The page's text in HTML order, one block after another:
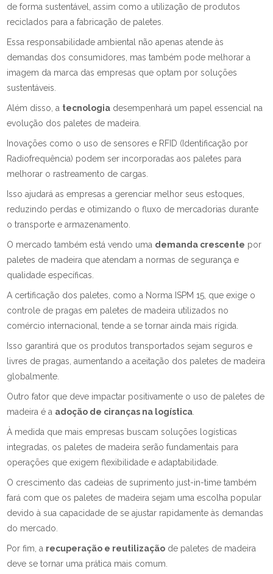
de forma sustentável, assim como a utilização de produtos
reciclados para a fabricação de paletes.
Essa responsabilidade ambiental não apenas atende às
demandas dos consumidores, mas também pode melhorar a
imagem da marca das empresas que optam por soluções
sustentáveis.
Além disso, a tecnologia desempenhará um papel essencial na
evolução dos paletes de madeira.
Inovações como o uso de sensores e RFID (Identificação por
Radiofrequência) podem ser incorporadas aos paletes para
melhorar o rastreamento de cargas.
Isso ajudará as empresas a gerenciar melhor seus estoques,
reduzindo perdas e otimizando o fluxo de mercadorias durante
o transporte e armazenamento.
O mercado também está vendo uma demanda crescente por
paletes de madeira que atendam a normas de segurança e
qualidade específicas.
A certificação dos paletes, como a Norma ISPM 15, que exige o
controle de pragas em paletes de madeira utilizados no
comércio internacional, tende a se tornar ainda mais rígida.
Isso garantirá que os produtos transportados sejam seguros e
livres de pragas, aumentando a aceitação dos paletes de madeira
globalmente.
Outro fator que deve impactar positivamente o uso de paletes de
madeira é a adoção de ciranças na logística
À medida que mais empresas buscam soluções logísticas
integradas, os paletes de madeira serão fundamentais para
operações que exigem flexibilidade e adaptabilidade.
O crescimento das cadeias de suprimento just-in-time também
fará com que os paletes de madeira sejam uma escolha popular
devido à sua capacidade de se ajustar rapidamente às demandas
do mercado.
Por fim, a recuperação e reutilização de paletes de madeira
deve se tornar uma prática mais comum.